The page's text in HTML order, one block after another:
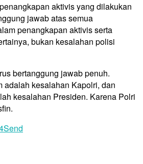
aktivis yang dilakukan
jawab atas semua
penangkapan aktivis serta
bukan kesalahan polisi
bertanggung jawab penuh.
adalah kesalahan Kapolri, dan
kesalahan Presiden. Karena Polri
Send